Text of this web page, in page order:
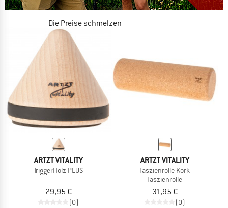
Die Preise schmelzen
JETZT BIS ZU 50% RABATT
ZUM SOMMER SALE
ARTZT VITALITY
TriggerHolz PLUS
29,95 €
(0)
ARTZT VITALITY
Faszienrolle Kork
Faszienrolle
31,95 €
(0)